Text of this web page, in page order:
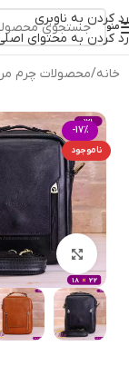
رد کردن به ناوبری
رد کردن به محتوای
منو
خانه/محصولات چرم
-17%
ناموجود
بزرگنمایی